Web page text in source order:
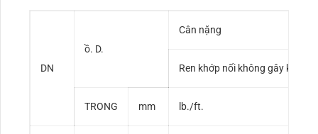
DN
ồ. D.
Cân nặng
Ren khớp nối không gây khó
TRONG mm lb./ft.